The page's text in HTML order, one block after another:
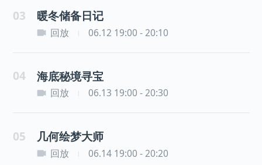
03 暖冬储备日记
回放 06.12 19:00 - 20:10
04 海底秘境寻宝
回放 06.13 19:00 - 20:30
05 几何绘梦大师
回放 06.14 19:00 - 20:20